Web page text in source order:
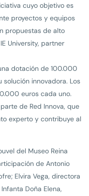
cuyo objetivo es
proyectos y equipos
propuestas de alto
University, partner
dotación de 100.000
innovadora. Los
euros cada uno.
de Red Innova, que
experto y contribuye al
del Museo Reina
de Antonio
Elvira Vega, directora
Doña Elena,